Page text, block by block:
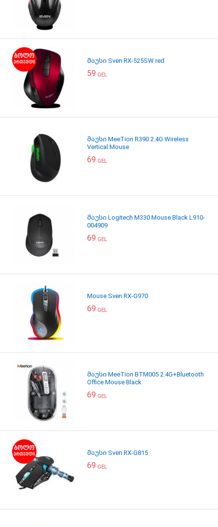
მაუსი Sven RX-525SW red
59 GEL
მაუსი MeeTion R390 2.4G Wireless
Vertical Mouse
69 GEL
მაუსი Logitech M330 Mouse Black L910-
004909
69 GEL
Mouse Sven RX-G970
69 GEL
მაუსი MeeTion BTM005 2.4G+Bluetooth
Office Mouse Black
69 GEL
მაუსი Sven RX-G815
69 GEL